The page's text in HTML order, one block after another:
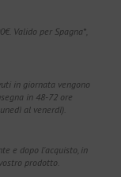
Valido per Spagna*,
in giornata vengono
in 48-72 ore
al venerdì).
e dopo l'acquisto, in
prodotto.